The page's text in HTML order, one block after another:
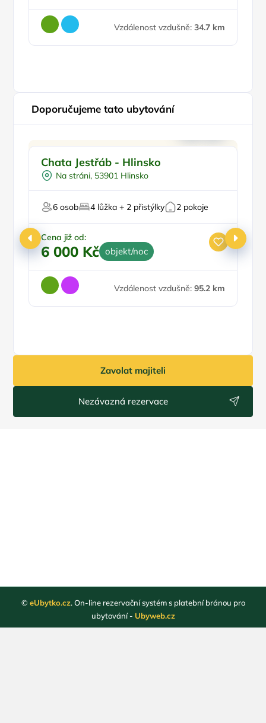
Vzdálenost vzdušně: 34.7 km
Doporučujeme tato ubytování
Chata Jestřáb - Hlinsko
Na stráni, 53901 Hlinsko
6 osob 4 lůžka + 2 přistýlky 2 pokoje
Cena již od:
6 000 Kč objekt/noc
Vzdálenost vzdušně: 95.2 km
Zavolat majiteli
Nezávazná rezervace
© eUbytko.cz. On-line rezervační systém s platební bránou pro
ubytování - Ubyweb.cz